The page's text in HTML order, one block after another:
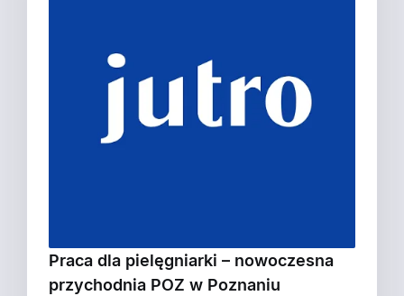
Praca dla pielęgniarki – nowoczesna
przychodnia POZ w Poznaniu